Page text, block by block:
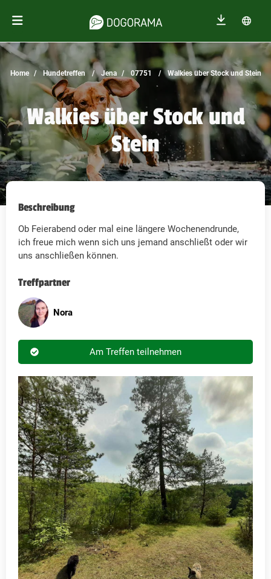
Home Hundetreffen Jena 07751 Walkies über Stock und Stein
Walkies über Stock und
Stein
Beschreibung
Ob Feierabend oder mal eine längere Wochenendrunde,
ich freue mich wenn sich uns jemand anschließt oder wir
uns anschließen können.
Treffpartner
Nora
Am Treffen teilnehmen